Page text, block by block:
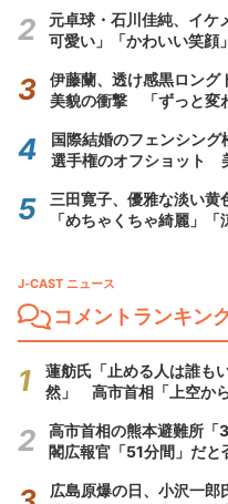
元卓球・石川佳純、イ
可愛い」「かわいい笑顔
伊藤蘭、透け感黒ロング
美貌の衝撃 「ずっと変
国際結婚のフェンシン
選手権のオフショット
三田寛子、優雅な淡い
「めちゃくちゃ綺麗」
J-CAST ニュース
コメントランキン
蓮舫氏「止める人は誰も
然」 高市首相「上空か
高市首相の熊本避難所
閣広報官「51分間」だと
広島原爆の日、小沢一郎